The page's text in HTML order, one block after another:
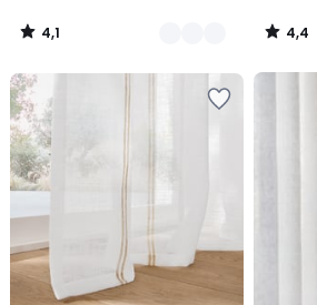
4,1
/
4,4
/
Descubre